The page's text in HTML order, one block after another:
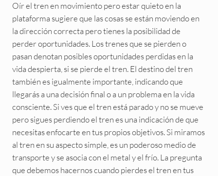
Oír el tren en movimiento pero estar quieto en la
plataforma sugiere que las cosas se están moviendo en
la dirección correcta pero tienes la posibilidad de
perder oportunidades. Los trenes que se pierden o
pasan denotan posibles oportunidades perdidas en la
vida despierta, si se pierde el tren. El destino del tren
también es igualmente importante, indicando que
llegarás a una decisión final o a un problema en la vida
consciente. Si ves que el tren está parado y no se mueve
pero sigues perdiendo el tren es una indicación de que
necesitas enfocarte en tus propios objetivos. Si miramos
al tren en su aspecto simple, es un poderoso medio de
transporte y se asocia con el metal y el frío. La pregunta
que debemos hacernos cuando pierdes el tren en tus